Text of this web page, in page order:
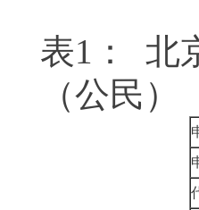
表1： 北
（公民）